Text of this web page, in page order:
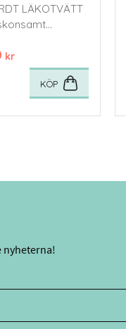
LÄKOTVÄTT
Det är
kr
KÖP
nyheterna!